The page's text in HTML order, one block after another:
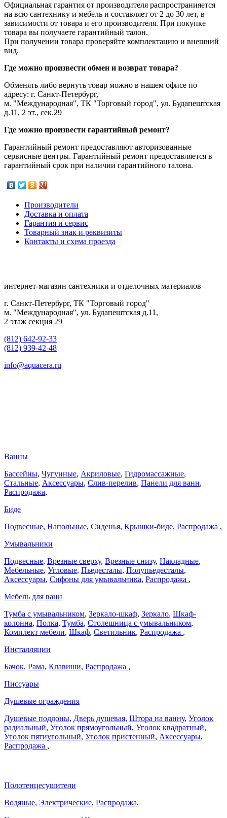
Официальная гарантия от производителя распространияется
на всю сантехнику и мебель и составляет от 2 до 30 лет, в
зависимости от товара и его производителя. При покупке
товара вы получаете гарантийный талон.
При получении товара проверяйте комплектацию и внешний
вид.
Где можно произвести обмен и возврат товара?
Обменять либо вернуть товар можно в нашем офисе по
адресу: г. Санкт-Петербург,
м. "Международная", ТК "Торговый город", ул. Будапештская
д.11, 2 эт., сек.29
Где можно произвести гарантийный ремонт?
Гарантийный ремонт предоставляют авторизованные
сервисные центры. Гарантийный ремонт предоставляется в
гарантийный срок при наличии гарантийного талона.
Производители
Доставка и оплата
Гарантия и сервис
Товарный знак и реквизиты
Контакты и схема проезда
интернет-магазин сантехники и отделочных материалов
г. Санкт-Петербург, ТК "Торговый город"
м. "Международная", ул. Будапештская д.11,
2 этаж секция 29
(812) 642-92-33
(812) 939-42-48
info@aquacera.ru
Ванны
Бассейны, Чугунные, Акриловые, Гидромассажные,
Стальные, Аксессуары, Слив-перелив, Панели для ванн,
Распродажа,
Биде
Подвесные, Напольные, Сиденья, Крышки-биде, Распродажа ,
Умывальники
Подвесные, Врезные сверху, Врезные снизу, Накладные,
Мебельные, Угловые, Пьедесталы, Полупьедесталы,
Аксессуары, Сифоны для умывальника, Распродажа ,
Мебель для ванн
Тумба с умывальником, Зеркало-шкаф, Зеркало, Шкаф-
колонна, Полка, Тумба, Столешница с умывальником,
Комплект мебели, Шкаф, Светильник, Распродажа ,
Инсталляции
Бачок, Рама, Клавиши, Распродажа ,
Писсуары
Душевые ограждения
Душевые поддоны, Дверь душевая, Штора на ванну, Уголок
радиальный, Уголок прямоугольный, Уголок квадратный,
Уголок пятиугольный, Уголок пристенный, Аксессуары,
Распродажа ,
Полотенцесушители
Водяные, Электрические, Распродажа,